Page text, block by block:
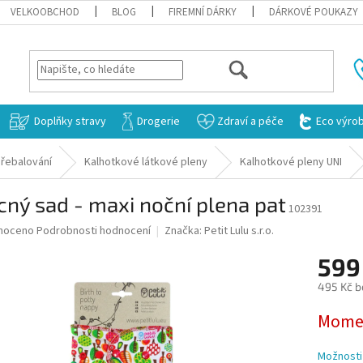
VELKOOBCHOD BLOG FIREMNÍ DÁRKY DÁRKOVÉ POUKAZY
HLEDAT
Doplňky stravy Drogerie Zdraví a péče Eco
Kalhotkové látkové pleny Kalhotkové pleny UNI
sad - maxi noční plena pat102391
Podrobnosti hodnocení Značka: Petit Lulu s.r.o.
495 Kč
cena: